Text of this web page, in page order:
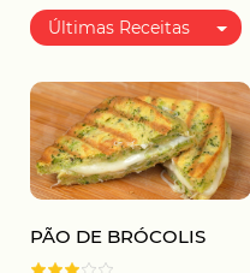
Últimas Receitas
Mais populares
PÃO DE BRÓCOLIS